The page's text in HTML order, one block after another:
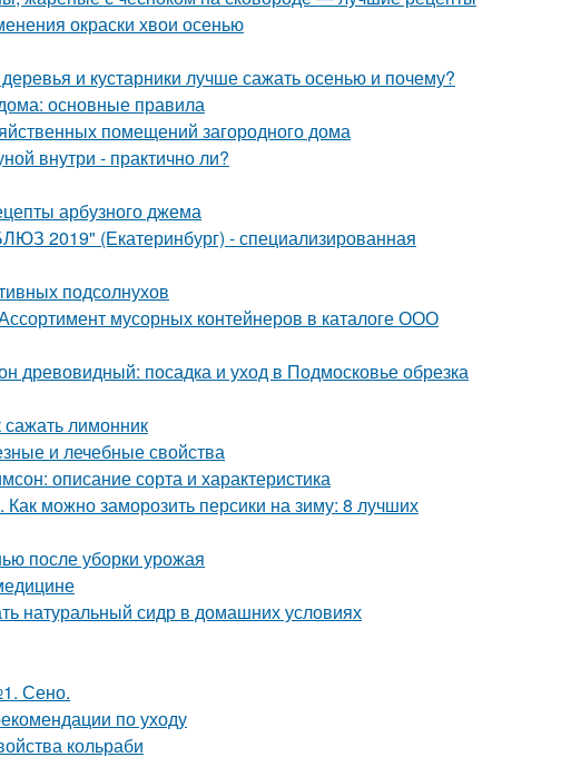
окраски хвои осенью
и кустарники лучше сажать осенью и почему?
основные правила
помещений загородного дома
внутри - практично ли?
арбузного джема
2019" (Екатеринбург) - специализированная
подсолнухов
мусорных контейнеров в каталоге ООО
посадка и уход в Подмосковье обрезка
лимонник
и лечебные свойства
описание сорта и характеристика
можно заморозить персики на зиму: 8 лучших
после уборки урожая
натуральный сидр в домашних условиях
Сено.
по уходу
кольраби